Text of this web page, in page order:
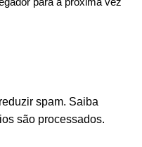
spam. Saiba
são processados.